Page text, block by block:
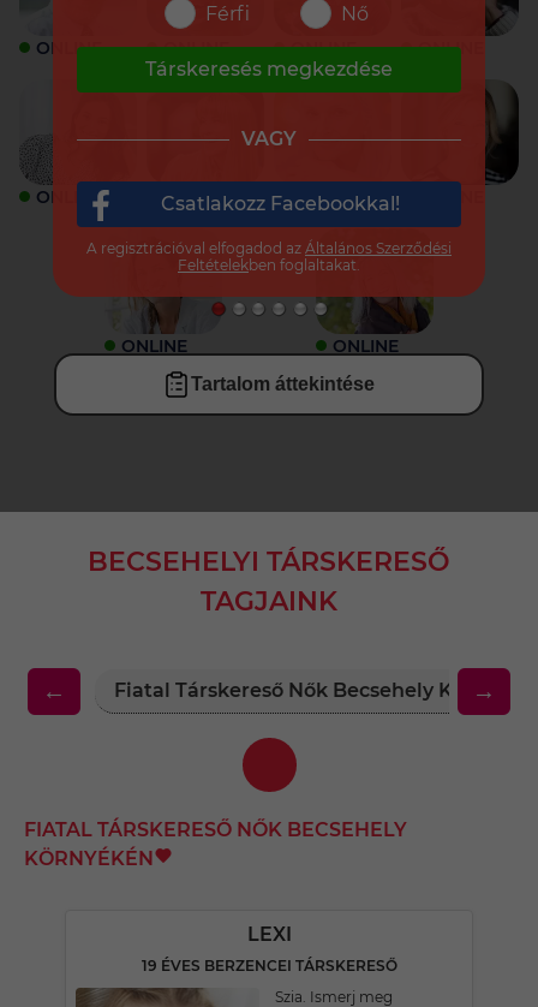
ONLINE ONLINE ONLINE ONLINE
ONLINE ONLINE ONLINE
ONLINE ONLINE
Tartalom áttekintése
BECSEHELYI TÁRSKERESŐ
TAGJAINK
← Fiatal Társkereső Nők Becsehely →
FIATAL TÁRSKERESŐ NŐK BECSEHELY
KÖRNYÉKÉN
LEXI
19 ÉVES BERZENCEI TÁRSKERESŐ
Szia. Ismerj meg
Férfi
Nő
Társkeresés megkezdése
VAGY
Csatlakozz Facebookkal!
A regisztrációval elfogadod az Általános Szerződési
Feltételekben foglaltakat.